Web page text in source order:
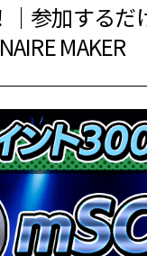
｜参加する
MAKER